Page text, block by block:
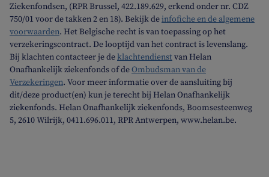
Ziekenfondsen, (RPR Brussel, 422.189.629, erkend onder nr. CDZ
750/01 voor de takken 2 en 18). Bekijk deinfofiche en de algemene
voorwaarden. Het Belgische recht is van toepassing op het
verzekeringscontract. De looptijd van het contract is levenslang.
Bij klachten contacteer je deklachtendienstvan Helan
Onafhankelijk ziekenfonds of deOmbudsman van de
Verzekeringen. Voor meer informatie over de aansluiting bij
dit/deze product(en) kun je terecht bij Helan Onafhankelijk
ziekenfonds. Helan Onafhankelijk ziekenfonds, Boomsesteenweg
5, 2610 Wilrijk, 0411.696.011, RPR Antwerpen, www.helan.be.